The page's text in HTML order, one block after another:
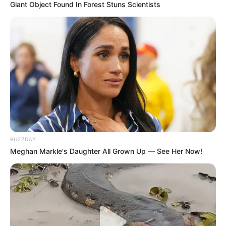
————————————————————————–
Από την Medeea Greere18
Giant Object Found In Forest Stuns Scientists
BUZZDAY
Meghan Markle's Daughter All Grown Up — See Her Now!